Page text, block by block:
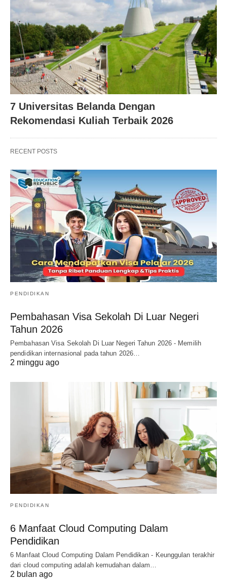
7 Universitas Belanda Dengan
Rekomendasi Kuliah Terbaik 2026
RECENT POSTS
PENDIDIKAN
Pembahasan Visa Sekolah Di Luar Negeri
Tahun 2026
Pembahasan Visa Sekolah Di Luar Negeri Tahun 2026 - Memilih
pendidikan internasional pada tahun 2026…
2 minggu ago
PENDIDIKAN
6 Manfaat Cloud Computing Dalam
Pendidikan
6 Manfaat Cloud Computing Dalam Pendidikan - Keunggulan terakhir
dari cloud computing adalah kemudahan dalam…
2 bulan ago